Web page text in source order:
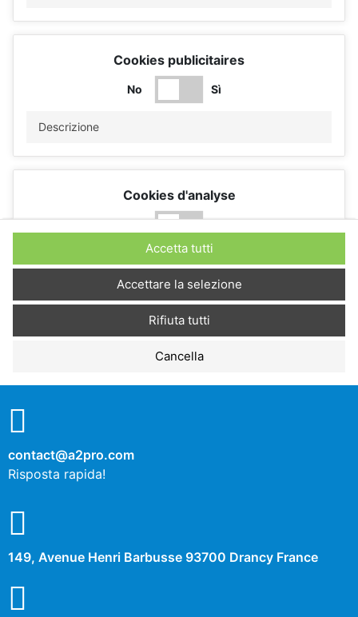
Cookies publicitaires
No Sì
Descrizione
Cookies d'analyse
No Sì
Descrizione
Cookies de performance
Cancella
Rifiuta tutti
Accettare la selezione
Accetta tutti
contact@a2pro.com
Risposta rapida!
149, Avenue Henri Barbusse 93700 Drancy France